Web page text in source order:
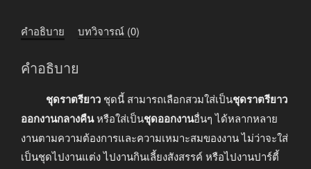
คำอธิบาย บทวิจารณ์ (0)
คำอธิบาย
ชุดราตรียาว ชุดนี้ สามารถเลือกสวมใส่เป็นชุดราตรียาว
ออกงานกลางคืนหรือใส่เป็นชุดออกงานอื่นๆ ได้หลากหลาย
งานตามความต้องการและความเหมาะสมของงาน ไม่ว่าจะใส่
เป็นชุดไปงานแต่ง ไปงานกินเลี้ยงสังสรรค์ หรือไปงานปาร์ตี้